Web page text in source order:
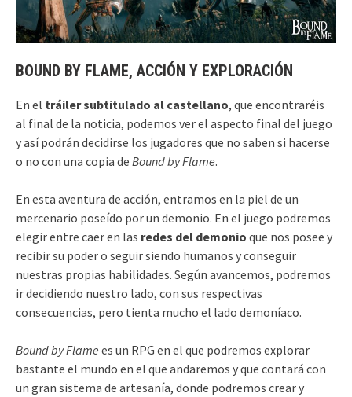
BOUND BY FLAME, ACCIÓN Y EXPLORACIÓN
En el tráiler subtitulado al castellano, que encontraréis
al final de la noticia, podemos ver el aspecto final del juego
y así podrán decidirse los jugadores que no saben si hacerse
o no con una copia de Bound by Flame.
En esta aventura de acción, entramos en la piel de un
mercenario poseído por un demonio. En el juego podremos
elegir entre caer en las redes del demonio que nos posee y
recibir su poder o seguir siendo humanos y conseguir
nuestras propias habilidades. Según avancemos, podremos
ir decidiendo nuestro lado, con sus respectivas
consecuencias, pero tienta mucho el lado demoníaco.
Bound by Flame es un RPG en el que podremos explorar
bastante el mundo en el que andaremos y que contará con
un gran sistema de artesanía, donde podremos crear y